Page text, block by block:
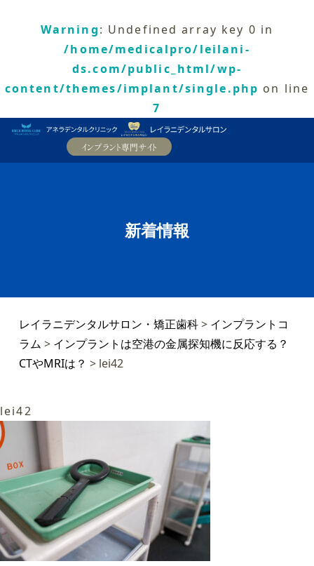
Warning: Undefined array key 0 in
/home/medicalpro/leilani-
ds.com/public_html/wp-
content/themes/implant/single.php on line
7
新着情報
レイラニデンタルサロン・矯正歯科> インプラントコ
ラム > インプラントは空港の金属探知機に反応する？
CTやMRIは？ > lei42
lei42